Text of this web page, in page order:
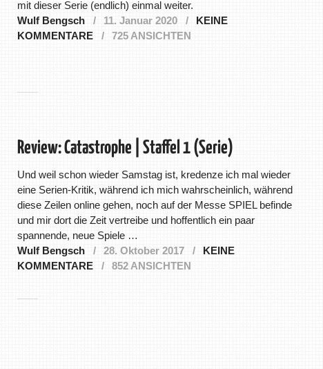
mit dieser Serie (endlich) einmal weiter.
Wulf Bengsch
11. Januar 2020
KEINE
KOMMENTARE
725 ANSICHTEN
Review: Catastrophe | Staffel 1 (Serie)
Und weil schon wieder Samstag ist, kredenze ich mal wieder
eine Serien-Kritik, während ich mich wahrscheinlich, während
diese Zeilen online gehen, noch auf der Messe SPIEL befinde
und mir dort die Zeit vertreibe und hoffentlich ein paar
spannende, neue Spiele …
Wulf Bengsch
28. Oktober 2017
KEINE
KOMMENTARE
852 ANSICHTEN